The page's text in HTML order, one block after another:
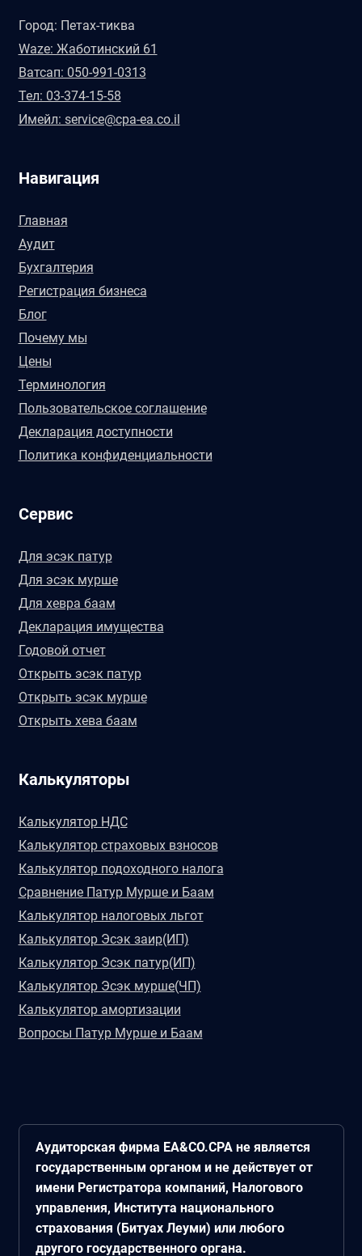
Город: Петах-тиква
Waze: Жаботинский 61
Ватсап: 050-991-0313
Тел: 03-374-15-58
Имейл: service@cpa-ea.co.il
Навигация
Главная
Аудит
Бухгалтерия
Регистрация бизнеса
Блог
Почему мы
Цены
Терминология
Пользовательское соглашение
Декларация доступности
Политика конфиденциальности
Сервис
Для эсэк патур
Для эсэк мурше
Для хевра баам
Декларация имущества
Годовой отчет
Открыть эсэк патур
Открыть эсэк мурше
Открыть хева баам
Калькуляторы
Калькулятор НДС
Калькулятор страховых взносов
Калькулятор подоходного налога
Сравнение Патур Мурше и Баам
Калькулятор налоговых льгот
Калькулятор Эсэк заир(ИП)
Калькулятор Эсэк патур(ИП)
Калькулятор Эсэк мурше(ЧП)
Калькулятор амортизации
Вопросы Патур Мурше и Баам
Аудиторская фирма EA&CO.CPA не является
государственным органом и не действует от
имени Регистратора компаний, Налогового
управления, Института национального
страхования (Битуах Леуми) или любого
другого государственного органа.